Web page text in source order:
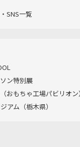
SNS一覧
ン特別展
おもちゃ工場パビリオ
アム（栃木県）